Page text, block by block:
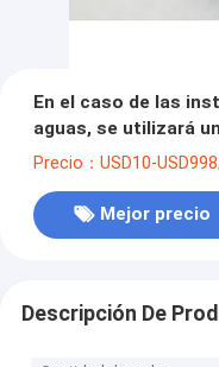
En el caso de las
aguas, se utilizará
lonas de PVC.
Precio：USD10-
Mejor precio
Descripción De